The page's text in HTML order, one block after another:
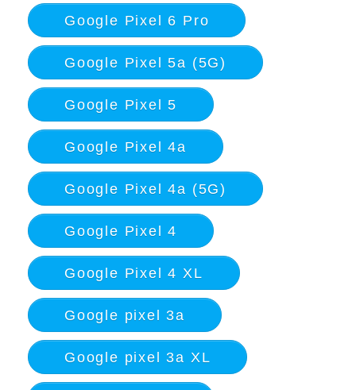
Google Pixel 6 Pro
Google Pixel 5a (5G)
Google Pixel 5
Google Pixel 4a
Google Pixel 4a (5G)
Google Pixel 4
Google Pixel 4 XL
Google pixel 3a
Google pixel 3a XL